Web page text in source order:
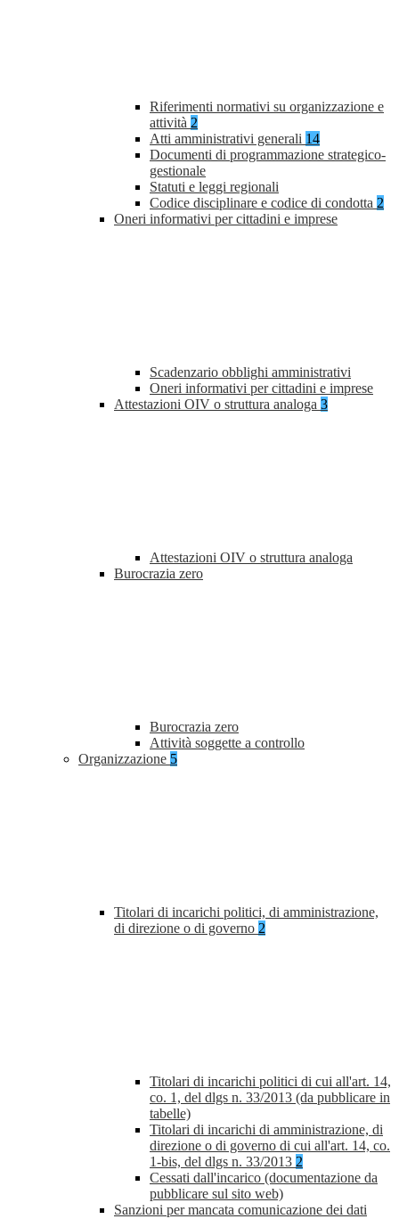
Riferimenti normativi su organizzazione e
attività 2
Atti amministrativi generali 14
Documenti di programmazione strategico-
gestionale
Statuti e leggi regionali
Codice disciplinare e codice di condotta 2
Oneri informativi per cittadini e imprese
Scadenzario obblighi amministrativi
Oneri informativi per cittadini e imprese
Attestazioni OIV o struttura analoga 3
Attestazioni OIV o struttura analoga
Burocrazia zero
Burocrazia zero
Attività soggette a controllo
Organizzazione 5
Titolari di incarichi politici, di amministrazione,
di direzione o di governo 2
Titolari di incarichi politici di cui all'art. 14,
co. 1, del dlgs n. 33/2013 (da pubblicare in
tabelle)
Titolari di incarichi di amministrazione, di
direzione o di governo di cui all'art. 14, co.
1-bis, del dlgs n. 33/2013 2
Cessati dall'incarico (documentazione da
pubblicare sul sito web)
Sanzioni per mancata comunicazione dei dati